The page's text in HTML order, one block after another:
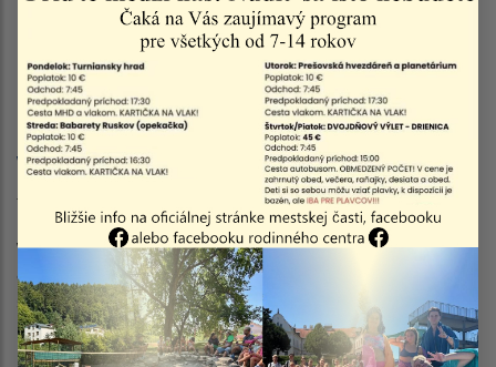
textu mimo okno prehliadača. [Kritérium úspešnosti
1.4.10 Zmena usporiadania obsahu]
Nesprávne nastavený lang pre cudzojazyčné nadpisy
v stránkach v slovenčine
[Kritérium úspešnosti 3.1.2
Jazyk jednotlivých častí]
Vypracovanie tohto vyhlásenia o prístupnosti
Toto vyhlásenie bolo vypracované dňa 1.4.2026
Vyhodnotenie súladu webového sídla s požiadavkami zákona
č. 95/2019 Z. z. o informačných technológiách vo verejnej
správe a príslušnými vykonávacími predpismi v rozsahu
podmienok podľa smernice (EÚ) 2016/2012 bolo vykonané a
posúdené treťou stranou a to firmou webex.digital s.r.o.